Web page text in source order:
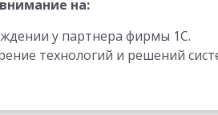
на:
у партнера фирмы 1С.
технологий и решений